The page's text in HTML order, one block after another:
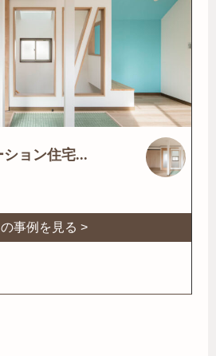
ョン住宅...
事例を見る >